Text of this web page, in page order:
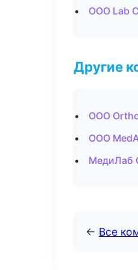
ООО Lab
Другие
ООО
ООО
МедиЛаб
← Все